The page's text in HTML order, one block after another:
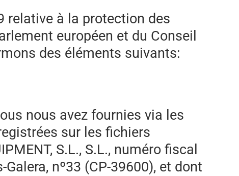
relative à la protection des
européen et du Conseil
des éléments suivants:
nous avez fournies via les
sur les fichiers
S.L., S.L., numéro fiscal
nº33 (CP-39600), et dont